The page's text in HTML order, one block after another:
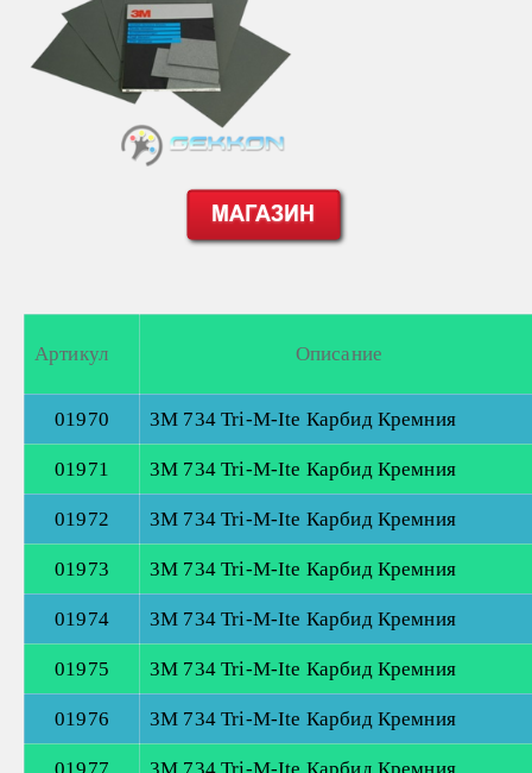
Артикул Описание
01970 3М 734 Tri-M-Ite Карбид Кремния
01971 3М 734 Tri-M-Ite Карбид Кремния
01972 3М 734 Tri-M-Ite Карбид Кремния
01973 3М 734 Tri-M-Ite Карбид Кремния
01974 3М 734 Tri-M-Ite Карбид Кремния
01975 3М 734 Tri-M-Ite Карбид Кремния
01976 3М 734 Tri-M-Ite Карбид Кремния